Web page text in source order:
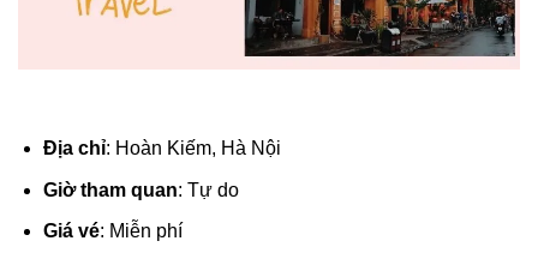
Địa chỉ: Hoàn Kiếm, Hà Nội
Giờ tham quan: Tự do
Giá vé: Miễn phí